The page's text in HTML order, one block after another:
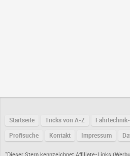
Startseite Tricks von A-Z
Profisuche Kontakt Impressum
*Dieser Stern kennzeichnet Affiliate-Links